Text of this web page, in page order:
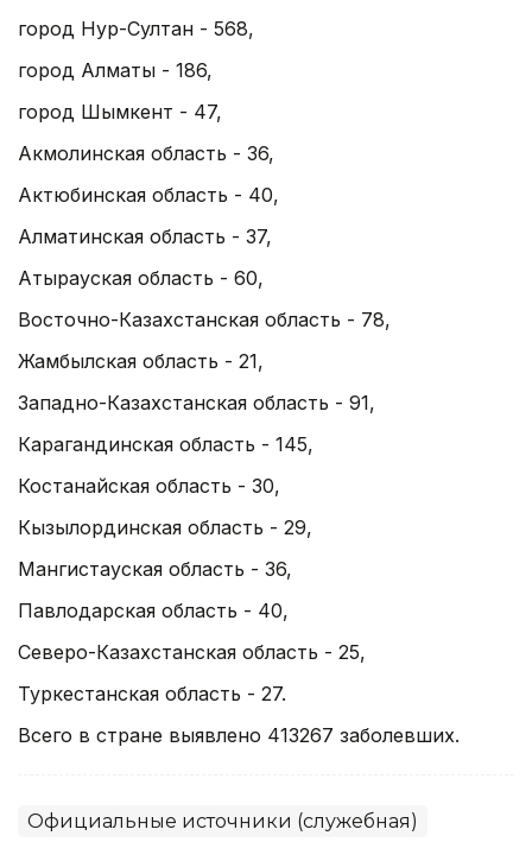
город Нур-Султан - 568,
город Алматы - 186,
город Шымкент - 47,
Акмолинская область - 36,
Актюбинская область - 40,
Алматинская область - 37,
Атырауская область - 60,
Восточно-Казахстанская область - 78,
Жамбылская область - 21,
Западно-Казахстанская область - 91,
Карагандинская область - 145,
Костанайская область - 30,
Кызылординская область - 29,
Мангистауская область - 36,
Павлодарская область - 40,
Северо-Казахстанская область - 25,
Туркестанская область - 27.
Всего в стране выявлено 413267 заболевших.
Официальные источники (служебная)